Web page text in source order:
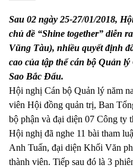
Sau 02 ngày 25-27/01/2018,
chủ đề “Shine together” diễn
Vũng Tàu), nhiều quyết định
cao của tập thể cán bộ Quản
Sao Bắc Đẩu.
Hội nghị Cán bộ Quản lý năm
viên Hội đồng quản trị, Ban
bộ phận và đại diện 07 Công ty
Hội nghị đã nghe 11 bài tham
Anh Tuấn, đại diện Khối Văn
thành viên. Tiếp sau đó là 3